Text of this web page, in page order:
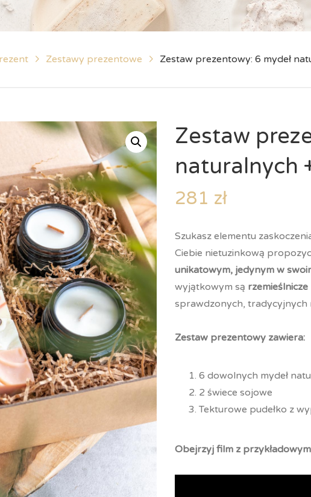
Zestawy prezentowe Zestaw prezentowy: 6 mydeł
Zestaw
naturalnych
281 zł
Szukasz elementu
Ciebie nietuzinkową
unikatowym, jedynym w
wyjątkowym są rzemieślnicze
sprawdzonych, tradycyjnych
Zestaw prezentowy zawiera:
6 dowolnych mydeł
2 świece sojowe
Tekturowe pudełko z
Obejrzyj film z